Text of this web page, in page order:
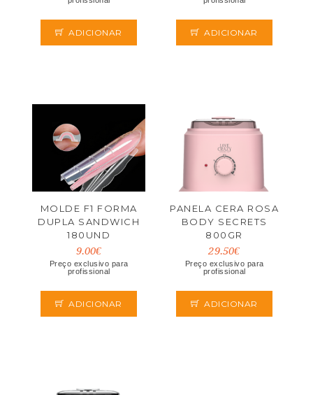
ADICIONAR ADICIONAR
MOLDE F1 FORMA
DUPLA SANDWICH
180UND
9.00€
Preço exclusivo para
profissional
ADICIONAR
PANELA CERA ROSA
BODY SECRETS
800GR
29.50€
Preço exclusivo para
profissional
ADICIONAR